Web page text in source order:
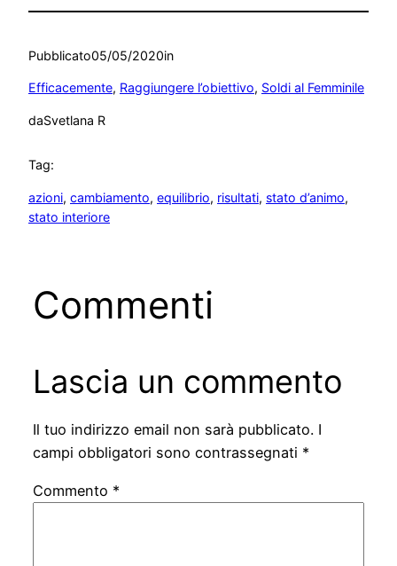
Pubblicato05/05/2020in
Efficacemente, Raggiungere l’obiettivo, Soldi al Femminile
daSvetlana R
Tag:
azioni, cambiamento, equilibrio, risultati, stato d’animo
stato interiore
Commenti
Lascia un commento
Il tuo indirizzo email non sarà pubblicato. I
campi obbligatori sono contrassegnati *
Commento *